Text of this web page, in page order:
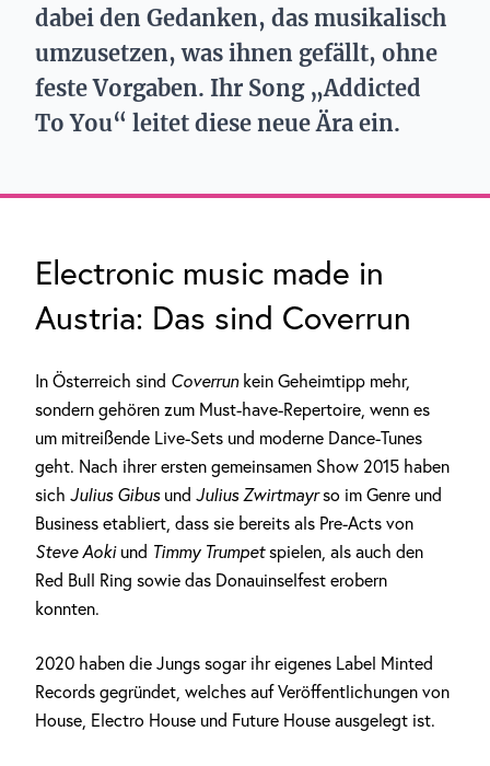
dabei den Gedanken, das musikalisch
umzusetzen, was ihnen gefällt, ohne
feste Vorgaben. Ihr Song „Addicted
To You“ leitet diese neue Ära ein.
Electronic music made in
Austria: Das sind Coverrun
In Österreich sind Coverrunkein Geheimtipp mehr,
sondern gehören zum Must-have-Repertoire, wenn es
um mitreißende Live-Sets und moderne Dance-Tunes
geht. Nach ihrer ersten gemeinsamen Show 2015 haben
sich Julius Gibusund Julius Zwirtmayrso im Genre und
Business etabliert, dass sie bereits als Pre-Acts von
Steve Aokiund Timmy Trumpetspielen, als auch den
Red Bull Ring sowie das Donauinselfest erobern
konnten.
2020 haben die Jungs sogar ihr eigenes Label Minted
Records gegründet, welches auf Veröffentlichungen von
House, Electro House und Future House ausgelegt ist.